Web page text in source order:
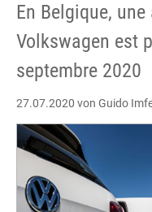
En Belgique,
Volkswagen est
septembre 2020
27.07.2020 von Guido